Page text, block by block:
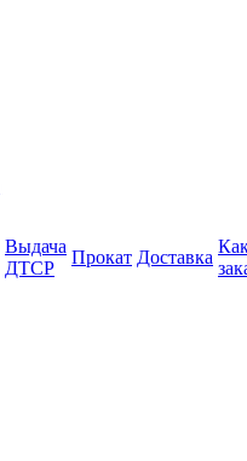
Выдача
ДТСР
Прокат Доставка